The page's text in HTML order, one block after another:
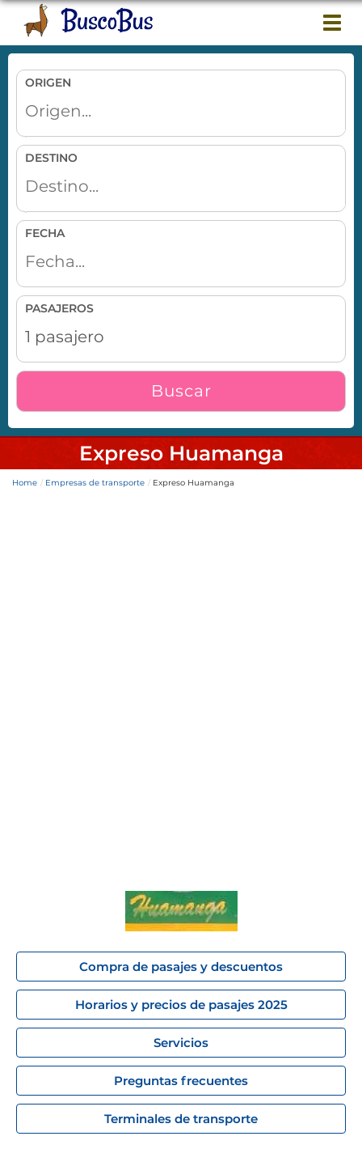
ORIGEN
DESTINO
FECHA
PASAJEROS
Buscar
Expreso Huamanga
Home Empresas de transporte Expreso Huamanga
Compra de pasajes y descuentos
Horarios y precios de pasajes 2025
Servicios
Preguntas frecuentes
Terminales de transporte